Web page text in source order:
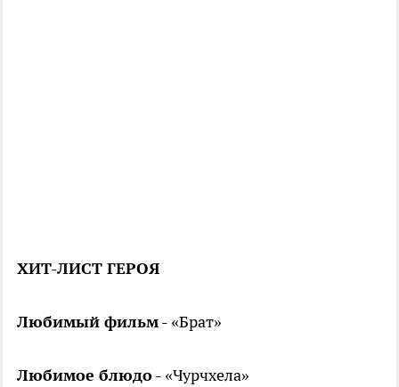
ХИТ-ЛИСТ ГЕРОЯ
Любимый фильм- «Брат»
Любимое блюдо- «Чурчхела»